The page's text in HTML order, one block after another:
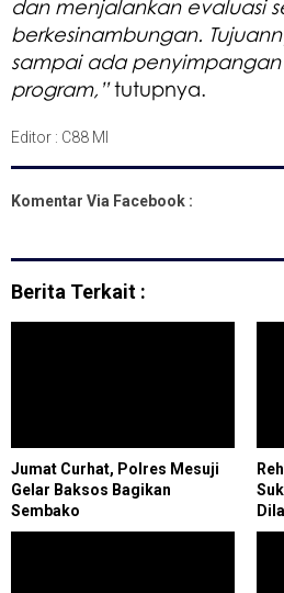
dan menjalankan evaluasi
berkesinambungan.
sampai ada
program,”tutupnya.
Editor : C88 MI
Komentar Via Facebook :
Berita Terkait :
Jumat Curhat, Polres Mesuji
Gelar Baksos Bagikan
Sembako